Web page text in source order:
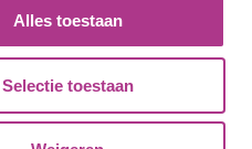
Alles toestaan
Selectie toestaan